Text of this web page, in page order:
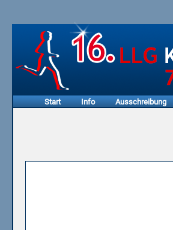
Start Info Ausschreibung